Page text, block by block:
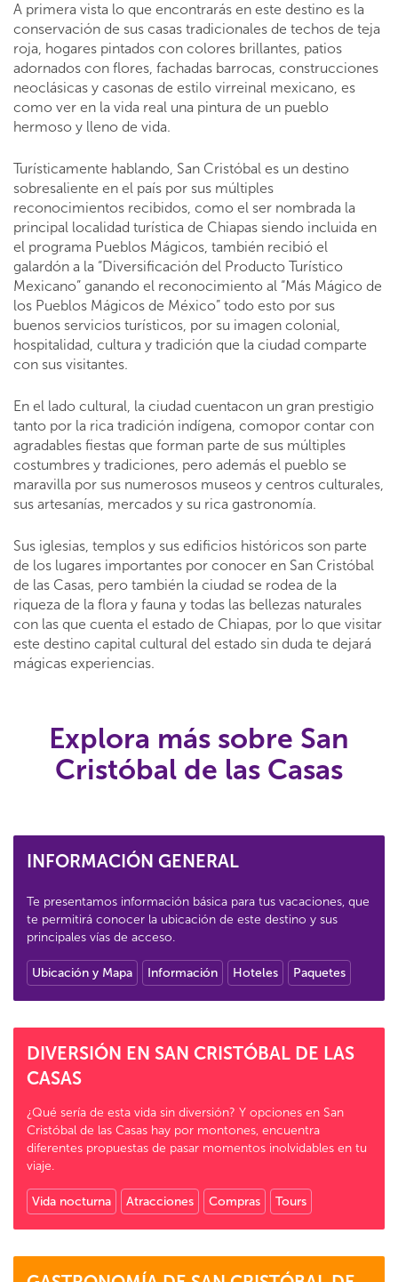
A primera vista lo que encontrarás en este destino es la
conservación de sus casas tradicionales de techos de teja
roja, hogares pintados con colores brillantes, patios
adornados con flores, fachadas barrocas, construcciones
neoclásicas y casonas de estilo virreinal mexicano, es
como ver en la vida real una pintura de un pueblo
hermoso y lleno de vida.
Turísticamente hablando, San Cristóbal es un destino
sobresaliente en el país por sus múltiples
reconocimientos recibidos, como el ser nombrada la
principal localidad turística de Chiapas siendo incluida en
el programa Pueblos Mágicos, también recibió el
galardón a la “Diversificación del Producto Turístico
Mexicano” ganando el reconocimiento al “Más Mágico de
los Pueblos Mágicos de México” todo esto por sus
buenos servicios turísticos, por su imagen colonial,
hospitalidad, cultura y tradición que la ciudad comparte
con sus visitantes.
En el lado cultural, la ciudad cuentacon un gran prestigio
tanto por la rica tradición indígena, comopor contar con
agradables fiestas que forman parte de sus múltiples
costumbres y tradiciones, pero además el pueblo se
maravilla por sus numerosos museos y centros culturales,
sus artesanías, mercados y su rica gastronomía.
Sus iglesias, templos y sus edificios históricos son parte
de los lugares importantes por conocer en San Cristóbal
de las Casas, pero también la ciudad se rodea de la
riqueza de la flora y fauna y todas las bellezas naturales
con las que cuenta el estado de Chiapas, por lo que visitar
este destino capital cultural del estado sin duda te dejará
mágicas experiencias.
Explora más sobre San
Cristóbal de las Casas
INFORMACIÓN GENERAL
Te presentamos información básica para tus vacaciones, que
te permitirá conocer la ubicación de este destino y sus
principales vías de acceso.
Ubicación y Mapa Información Hoteles Paquetes
DIVERSIÓN EN SAN CRISTÓBAL DE LAS
CASAS
¿Qué sería de esta vida sin diversión? Y opciones en San
Cristóbal de las Casas hay por montones, encuentra
diferentes propuestas de pasar momentos inolvidables en tu
viaje.
Vida nocturna Atracciones Compras Tours